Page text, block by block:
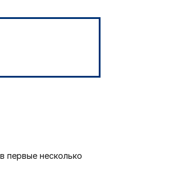
первые несколько